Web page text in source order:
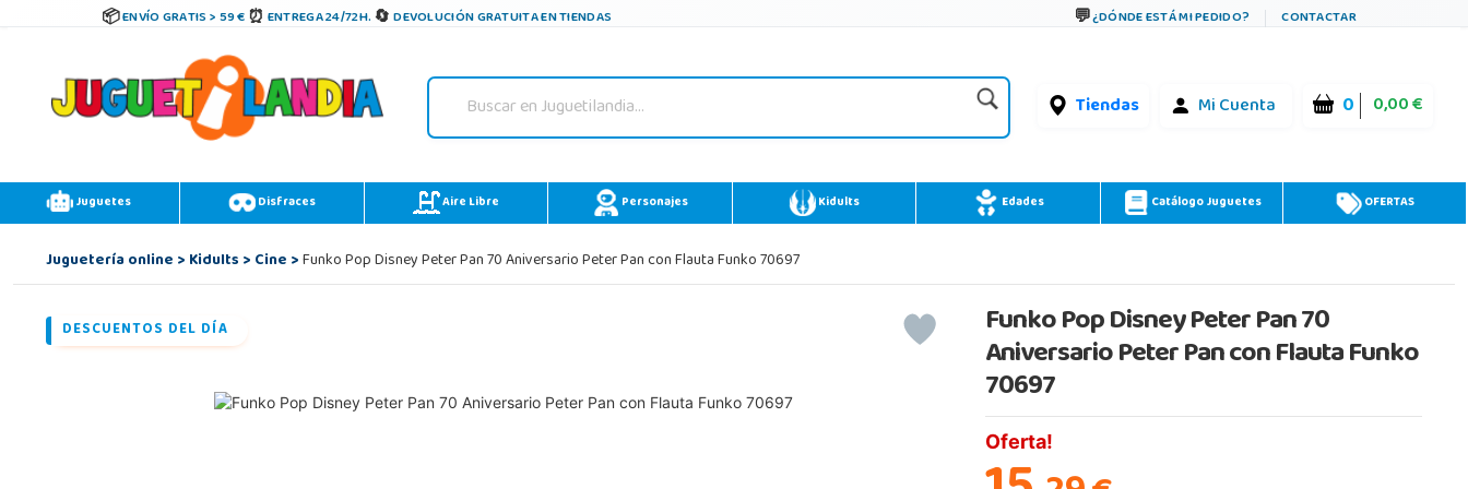
ENVÍO GRATIS > 59 € ENTREGA 24/72H. DEVOLUCIÓN GRATUITA EN TIENDAS ¿DÓNDE ESTÁ MI PEDIDO? CONTACTAR
Tiendas Mi Cuenta 0 0,00 €
Juguetes Disfraces Aire Libre Personajes Kidults Edades Catálogo Juguetes OFERTAS
Juguetería online>Kidults>Cine>Funko Pop Disney Peter Pan 70 Aniversario Peter Pan con Flauta Funko 70697
DESCUENTOS DEL DÍA Funko Pop Disney Peter Pan 70
Aniversario Peter Pan con Flauta Funko
70697
Oferta!